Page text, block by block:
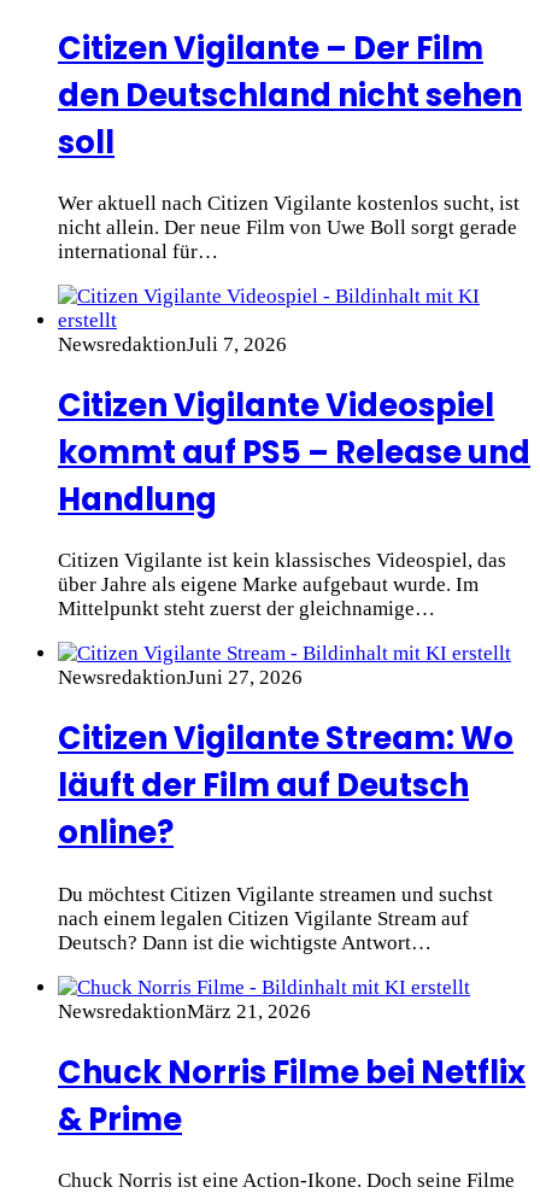
Citizen Vigilante – Der Film
den Deutschland nicht sehen
soll
Wer aktuell nach Citizen Vigilante kostenlos sucht, ist
nicht allein. Der neue Film von Uwe Boll sorgt gerade
international für…
NewsredaktionJuli 7, 2026
Citizen Vigilante Videospiel
kommt auf PS5 – Release und
Handlung
Citizen Vigilante ist kein klassisches Videospiel, das
über Jahre als eigene Marke aufgebaut wurde. Im
Mittelpunkt steht zuerst der gleichnamige…
NewsredaktionJuni 27, 2026
Citizen Vigilante Stream: Wo
läuft der Film auf Deutsch
online?
Du möchtest Citizen Vigilante streamen und suchst
nach einem legalen Citizen Vigilante Stream auf
Deutsch? Dann ist die wichtigste Antwort…
NewsredaktionMärz 21, 2026
Chuck Norris Filme bei Netflix
& Prime
Chuck Norris ist eine Action-Ikone. Doch seine Filme